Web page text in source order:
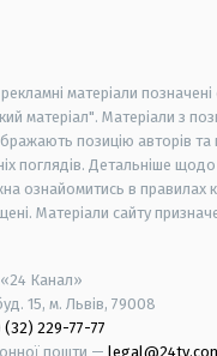
рекламні матеріали
матеріал". Матеріали з
позицію авторів та
поглядів. Детальніше
ознайомитись в правилах
Матеріали сайту
Канал»
15, м. Львів, 79008
(32) 229-77-77
пошти —